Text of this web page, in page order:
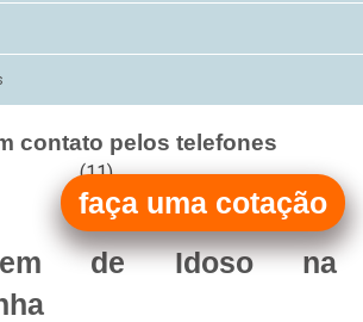
contato pelos telefones
(11)
(11)
de Idoso na
faça uma cotação